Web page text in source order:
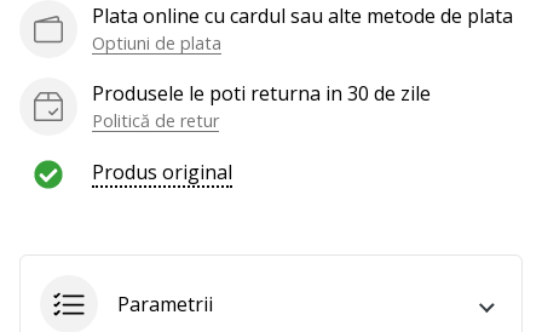
fan
voleiului
ca
noi?
Alătură-
Ambasador
Plata online cu cardul sau alte metode de plata
Optiuni de plata
Produsele le poti returna in 30 de zile
Politică de retur
Produs original
Parametrii